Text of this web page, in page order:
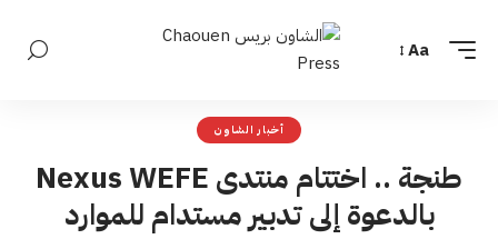
Aa
أخبار الشاون
طنجة .. اختتام منتدى Nexus WEFE
بالدعوة إلى تدبير مستدام للموارد